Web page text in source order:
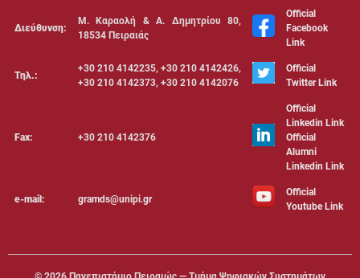
Διεύθυνση:
Μ. Καραολή & Α. Δημητρίου 80,
18534 Πειραιάς
Official
Facebook
Link
Τηλ.:
+30 210 4142235, +30 210 4142426,
+30 210 4142373, +30 210 4142076
Official
Twitter Link
Fax: +30 210 4142376
Official
Linkedin Link
Official
Alumni
Linkedin Link
e-mail: gramds@unipi.gr
Official
Youtube Link